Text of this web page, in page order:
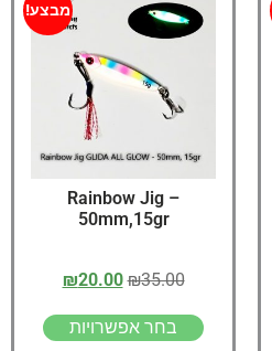
מבצע!
Rainbow Jig –
50mm,15gr
₪35.00
₪20.00
בחר אפשרויות